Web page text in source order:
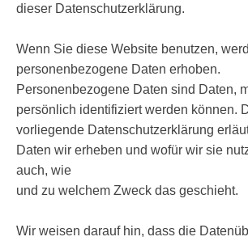
dieser Datenschutzerklärung.
Wenn Sie diese Website benutzen,
personenbezogene Daten erhoben.
Personenbezogene Daten sind Daten,
persönlich identifiziert werden können.
vorliegende Datenschutzerklärung
Daten wir erheben und wofür wir sie
auch, wie
und zu welchem Zweck das geschieht.
Wir weisen darauf hin, dass die